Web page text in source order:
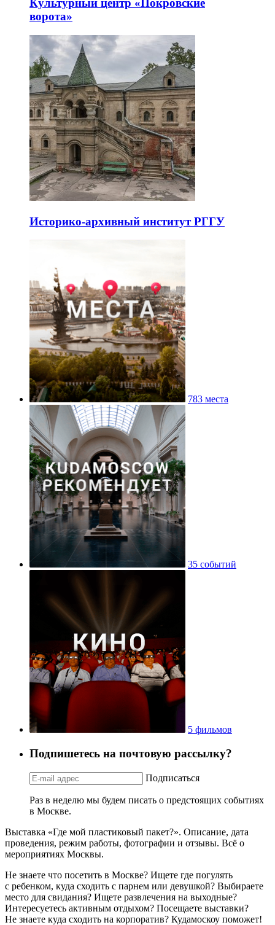
Культурный центр «Покровские
ворота»
Историко-архивный институт РГГУ
783 места
35 событий
5 фильмов
Подпишетесь на почтовую рассылку?
Подписаться
Раз в неделю мы будем писать о предстоящих событиях
в Москве.
Выставка «Где мой пластиковый пакет?». Описание, дата
проведения, режим работы, фотографии и отзывы. Всё о
мероприятиях Москвы.
Не знаете что посетить в Москве? Ищете где погулять
с ребенком, куда сходить с парнем или девушкой? Выбираете
место для свидания? Ищете развлечения на выходные?
Интересуетесь активным отдыхом? Посещаете выставки?
Не знаете куда сходить на корпоратив? Кудамоскоу поможет!